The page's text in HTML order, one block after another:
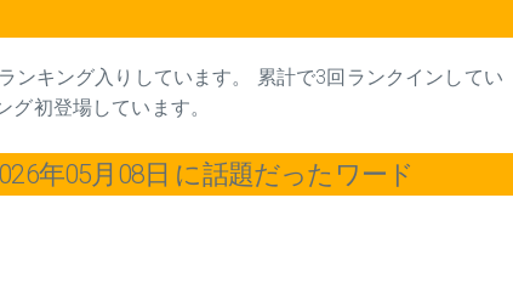
ンキング入りしています。 累計で3回ランクインしてい
グ初登場しています。
年05月08日 に話題だったワード